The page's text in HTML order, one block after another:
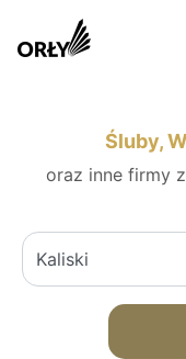
Śluby,
oraz inne firmy